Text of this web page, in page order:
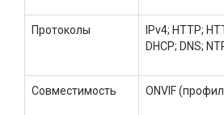
Протоколы
IPv4; HTTP;
DHCP; DNS;
Совместимость ONVIF